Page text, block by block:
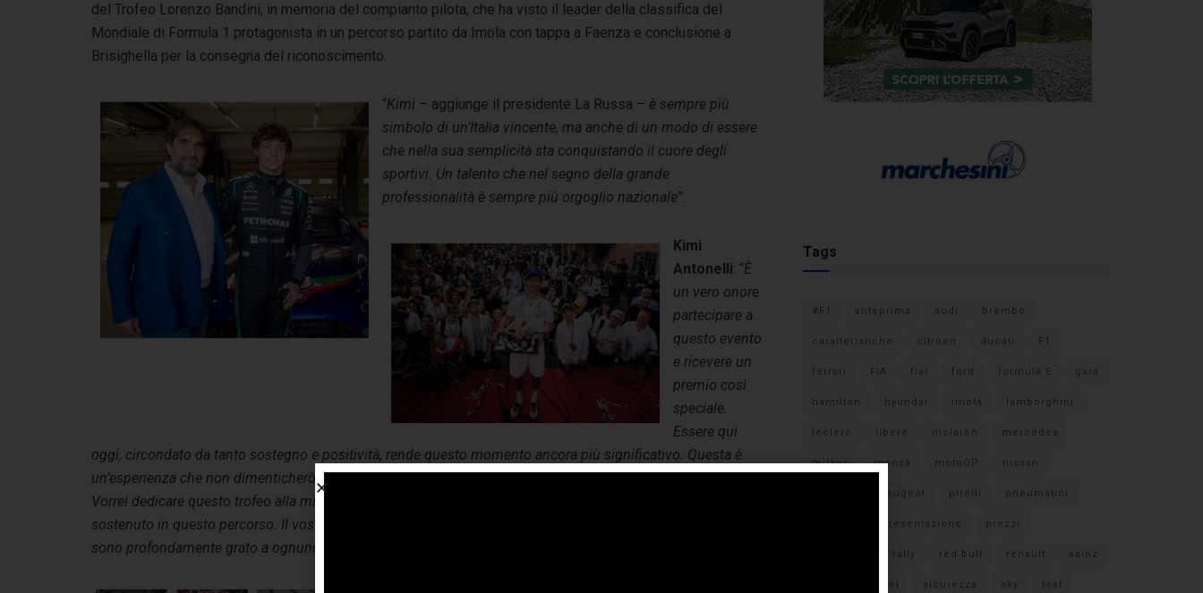
del Trofeo Lorenzo Bandini, in memoria del compianto pilota, che ha visto il leader della classifica del
Mondiale di Formula 1 protagonista in un percorso partito da Imola con tappa a Faenza e conclusione a
Brisighella per la consegna del riconoscimento.
“Kimi – aggiunge il presidente La Russa – è sempre più
simbolo di un’Italia vincente, ma anche di un modo di essere
che nella sua semplicità sta conquistando il cuore degli
sportivi. Un talento che nel segno della grande
professionalità è sempre più orgoglio nazionale”.
Kimi
Antonelli: “È
un vero onore
partecipare a
questo evento
e ricevere un
premio così
speciale.
Essere qui
oggi, circondato da tanto sostegno e positività, rende questo momento ancora più significativo. Questa è
un’esperienza che non dimenticherò mai e sono incredibilmente grato di poterla condividere con tutti voi.
Vorrei dedicare questo trofeo alla mia famiglia, al mio fantastico team e a tutti coloro che oggi mi hanno
sostenuto in questo percorso. Il vostro incoraggiamento e la vostra fiducia in me hanno fatto la differenza e
sono profondamente grato a ognuno di voi
Tags
#F1 anteprima audi brembo
caratteristiche citroen ducati F1
ferrari FIA fiat ford formula E gara
hamilton hyundai imola lamborghini
leclerc libere mclaren mercedes
milano monza motoGP nissan
peugeot pirelli pneumatici
presentazione prezzi
rally red bull renault sainz
sebastian vettel sicurezza sky test